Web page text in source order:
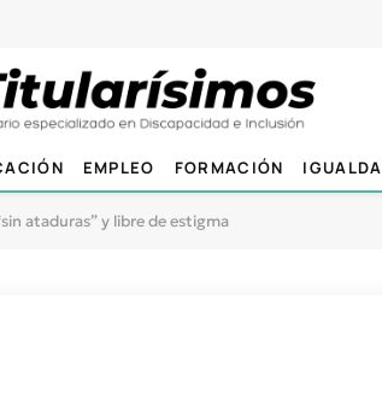
EMPLEO FORMACIÓN
ataduras” y libre de estigma